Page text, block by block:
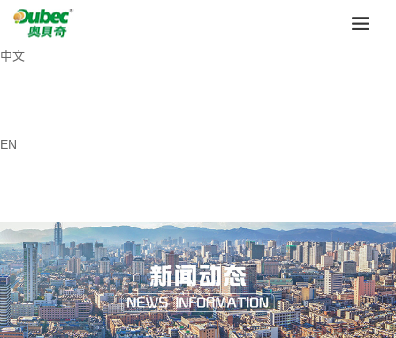
中文
EN